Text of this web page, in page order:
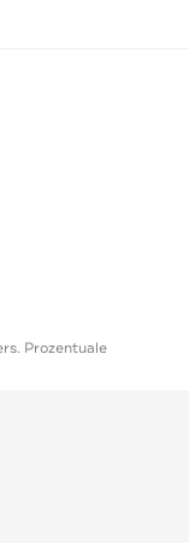
Prozentuale